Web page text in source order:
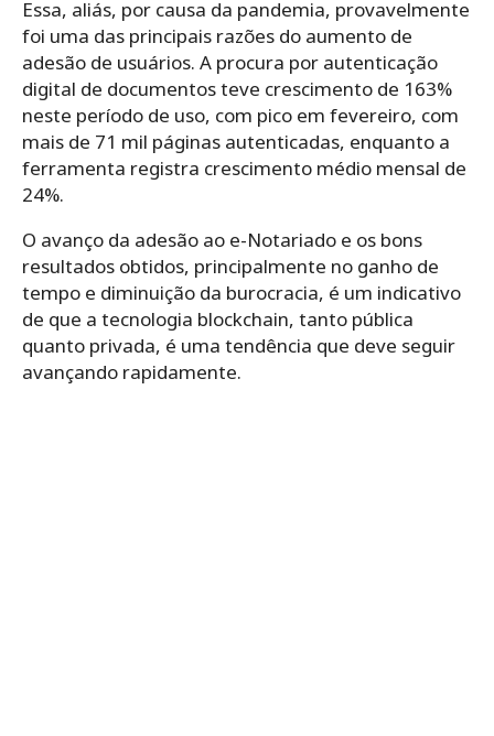
Essa, aliás, por causa da pandemia, provavelmente
foi uma das principais razões do aumento de
adesão de usuários. A procura por autenticação
digital de documentos teve crescimento de 163%
neste período de uso, com pico em fevereiro, com
mais de 71 mil páginas autenticadas, enquanto a
ferramenta registra crescimento médio mensal de
24%.
O avanço da adesão ao e-Notariado e os bons
resultados obtidos, principalmente no ganho de
tempo e diminuição da burocracia, é um indicativo
de que a tecnologia blockchain, tanto pública
quanto privada, é uma tendência que deve seguir
avançando rapidamente.